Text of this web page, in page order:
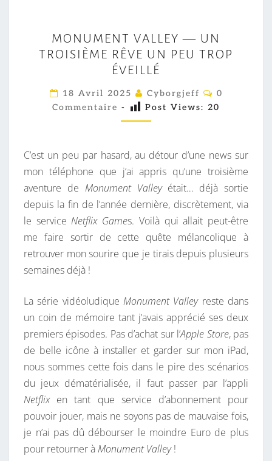
O
N
U
M
E
N
V
A
L
L
E
Y
—
T
R
O
S
I
È
M
E
R
MONUMENT VALLEY — UN
TROISIÈME RÊVE UN PEU TROP
ÉVEILLÉ
18 Avril 2025 Cyborgjeff
C
M
A
I
R
E
0
Commentaire - Post Views: 20
C’est un peu par hasard, au détour d’une news sur
mon téléphone que j’ai appris qu’une troisième
aventure de Monument Valleyétait… déjà sortie
depuis la fin de l’année dernière, discrètement, via
le serviceNetflix Games. Voilà qui allait peut-être
me faire sortir de cette quête mélancolique à
retrouver mon sourire que je tirais depuis plusieurs
semaines déjà !
La série vidéoludique Monument Valleyreste dans
un coin de mémoire tant j’avais apprécié ses deux
premiers épisodes. Pas d’achat sur l’Apple Store, pas
de belle icône à installer et garder sur mon iPad,
nous sommes cette fois dans le pire des scénarios
du jeux dématérialisée, il faut passer par l’appli
Netflixen tant que service d’abonnement pour
pouvoir jouer, mais ne soyons pas de mauvaise fois,
je n’ai pas dû débourser le moindre Euro de plus
pour retourner àMonument Valley!